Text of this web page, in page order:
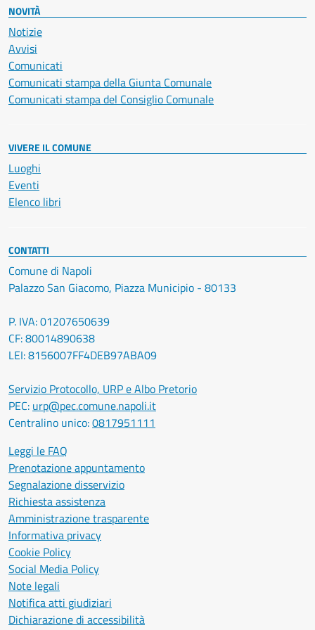
NOVITÀ
Notizie
Avvisi
Comunicati
Comunicati stampa della Giunta Comunale
Comunicati stampa del Consiglio Comunale
VIVERE IL COMUNE
Luoghi
Eventi
Elenco libri
CONTATTI
Comune di Napoli
Palazzo San Giacomo, Piazza Municipio - 80133
P. IVA: 01207650639
CF: 80014890638
LEI: 8156007FF4DEB97ABA09
Servizio Protocollo, URP e Albo Pretorio
PEC: urp@pec.comune.napoli.it
Centralino unico:0817951111
Leggi le FAQ
Prenotazione appuntamento
Segnalazione disservizio
Richiesta assistenza
Amministrazione trasparente
Informativa privacy
Cookie Policy
Social Media Policy
Note legali
Notifica atti giudiziari
Dichiarazione di accessibilità